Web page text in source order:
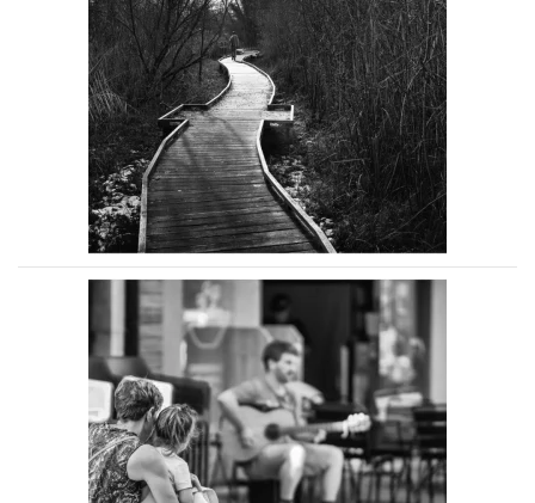
Voir la photo